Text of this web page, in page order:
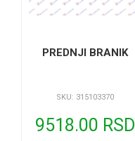
PREDNJI BRANIK
SKU: 315103370
9518.00 RSD